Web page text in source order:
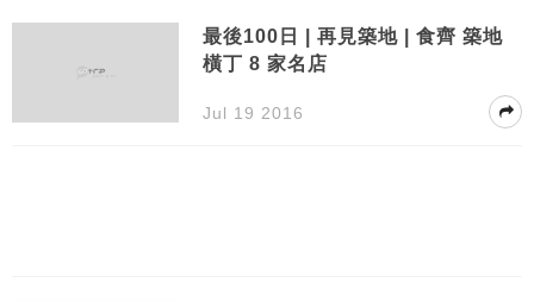
最後100日 | 再見築地 | 食齊 築地
橫丁 8 家名店
Jul 19 2016